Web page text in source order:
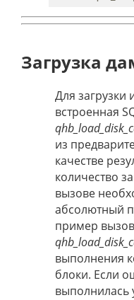
Загрузка
Для загрузки
встроенная
из
качестве
количество
вызове
абсолютный
пример
выполнения
блоки. Если
выполнилась